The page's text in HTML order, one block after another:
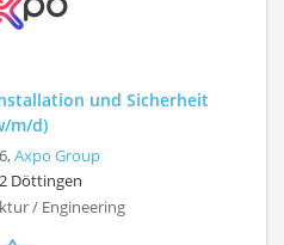
und Sicherheit
m/d)
Axpo Group
Döttingen
/ Engineering